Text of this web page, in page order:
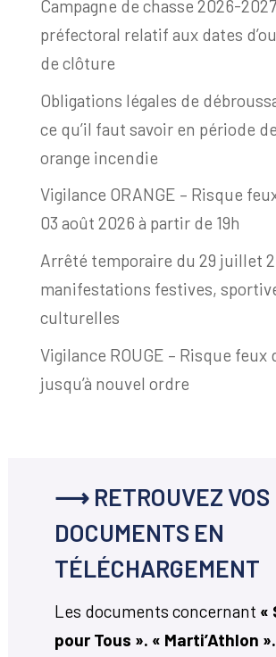
Campagne de chasse 2026-
préfectoral relatif aux dates
de clôture
Obligations légales de
ce qu’il faut savoir en période
orange incendie
Vigilance ORANGE – Risque
03 août 2026 à partir de 19h
Arrêté temporaire du 29 juillet
manifestations festives,
culturelles
Vigilance ROUGE – Risque feux
jusqu’à nouvel ordre
⟶ RETROUVEZ VOS
DOCUMENTS EN
TÉLÉCHARGEMENT
Les documents concernant «
pour Tous ». « Marti’Athlon